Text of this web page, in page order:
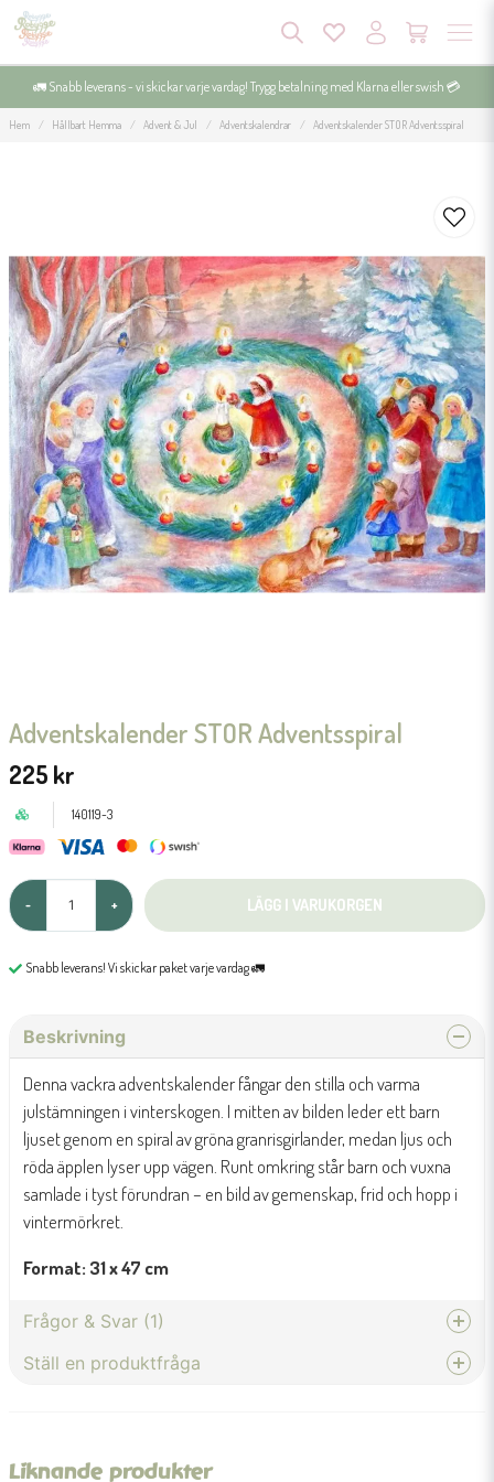
🚛 Snabb leverans - vi skickar varje vardag! Trygg betalning med Klarna eller swish 💳
Hem Hållbart Hemma Advent & Jul Adventskalendrar Adventskalender STOR Adventsspiral
Adventskalender STOR Adventsspiral
225 kr
140119-3
- + LÄGG I VARUKORGEN
Snabb leverans! Vi skickar paket varje vardag 🚛
Beskrivning
Denna vackra adventskalender fångar den stilla och varma
julstämningen i vinterskogen. I mitten av bilden leder ett barn
ljuset genom en spiral av gröna granrisgirlander, medan ljus och
röda äpplen lyser upp vägen. Runt omkring står barn och vuxna
samlade i tyst förundran – en bild av gemenskap, frid och hopp i
vintermörkret.
Format: 31 x 47 cm
Frågor & Svar (1)
Ställ en produktfråga
Liknande produkter